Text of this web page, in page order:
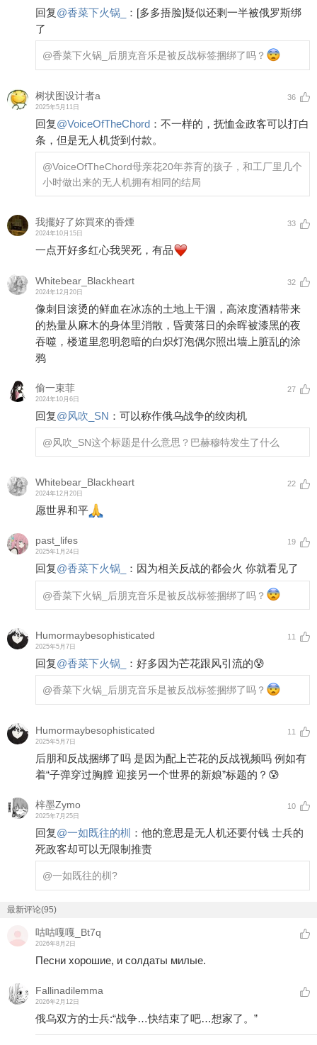
回复@香菜下火锅_ ： [多多捂脸]疑似还剩一半被俄罗斯绑
了
@香菜下火锅_ 后朋克音乐是被反战标签捆绑了吗？
树状图设计者a
2025年5月11日
36
回复@VoiceOfTheChord ： 不一样的，抚恤金政客可以打白
条，但是无人机货到付款。
@VoiceOfTheChord母亲花20年养育的孩子，和工厂里几个
小时做出来的无人机拥有相同的结局
我擺好了妳買來的香煙
2024年10月15日
33
一点开好多红心我哭死，有品
Whitebear_Blackheart
2024年12月20日
32
像刺目滚烫的鲜血在冰冻的土地上干涸，高浓度酒精带来
的热量从麻木的身体里消散，昏黄落日的余晖被漆黑的夜
吞噬，楼道里忽明忽暗的白炽灯泡偶尔照出墙上脏乱的涂
鸦
偷一束菲
2024年10月6日
27
回复@风吹_SN ： 可以称作俄乌战争的绞肉机
@风吹_SN这个标题是什么意思？巴赫穆特发生了什么
Whitebear_Blackheart
2024年12月20日
22
愿世界和平
past_lifes
2025年1月24日
19
回复@香菜下火锅_ ： 因为相关反战的都会火 你就看见了
@香菜下火锅_ 后朋克音乐是被反战标签捆绑了吗？
Humormaybesophisticated
2025年5月7日
11
回复@香菜下火锅_ ： 好多因为芒花跟风引流的😰
@香菜下火锅_ 后朋克音乐是被反战标签捆绑了吗？
Humormaybesophisticated
2025年5月7日
11
后朋和反战捆绑了吗 是因为配上芒花的反战视频吗 例如有
着“子弹穿过胸膛 迎接另一个世界的新娘”标题的？😰
梓墨Zymo
2025年7月25日
10
回复@一如既往的杊 ： 他的意思是无人机还要付钱 士兵的
死政客却可以无限制推责
@一如既往的杊 ?
最新评论(95)
咕咕嘎嘎_Bt7q
2026年8月2日
Песни хорошие, и солдаты милые.
Fallinadilemma
2026年2月12日
俄乌双方的士兵:“战争…快结束了吧…想家了。”